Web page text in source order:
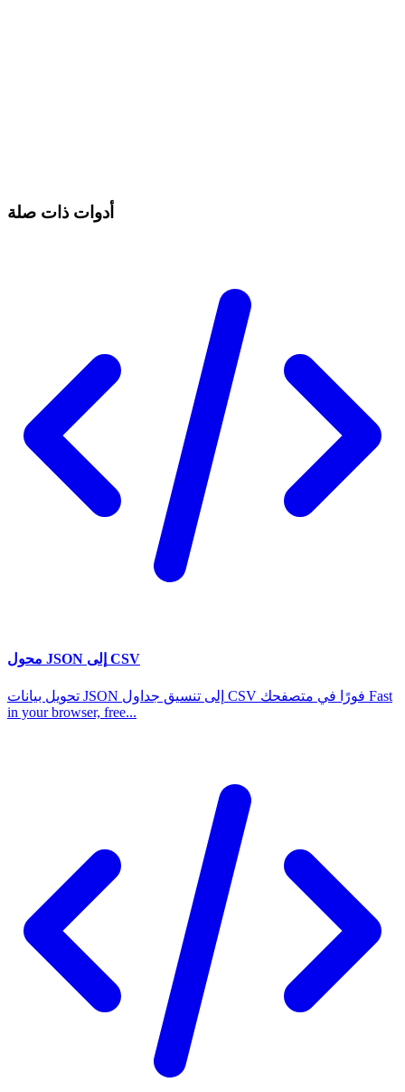
أدوات ذات صلة
محول JSON إلى CSV
تحويل بيانات JSON إلى تنسيق جداول CSV فورًا في متصفحك Fast
in your browser, free...